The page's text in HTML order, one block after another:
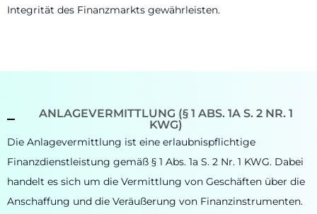
Integrität des Finanzmarkts gewährleisten.
ANLAGEVERMITTLUNG (§ 1 ABS. 1A S. 2 NR. 1
KWG)
Die Anlagevermittlung ist eine erlaubnispflichtige
Finanzdienstleistung gemäß § 1 Abs. 1a S. 2 Nr. 1 KWG. Dabei
handelt es sich um die Vermittlung von Geschäften über die
Anschaffung und die Veräußerung von Finanzinstrumenten.